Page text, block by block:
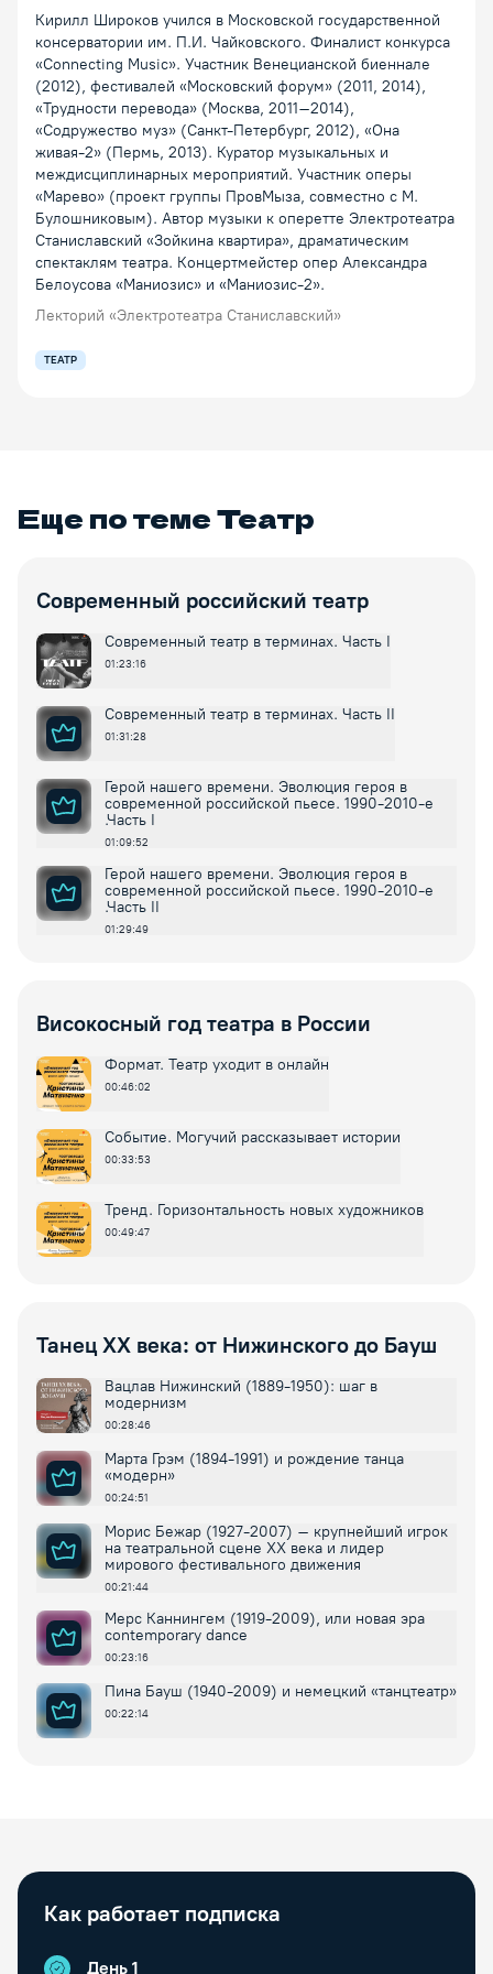
Кирилл Широков учился в Московской государственной
консерватории им. П.И. Чайковского. Финалист конкурса
«Connecting Music». Участник Венецианской биеннале
(2012), фестивалей «Московский форум» (2011, 2014),
«Трудности перевода» (Москва, 2011–2014),
«Содружество муз» (Санкт-Петербург, 2012), «Она
живая-2» (Пермь, 2013). Куратор музыкальных и
междисциплинарных мероприятий. Участник оперы
«Марево» (проект группы ПровМыза, совместно с М.
Булошниковым). Автор музыки к оперетте Электротеатра
Станиславский «Зойкина квартира», драматическим
спектаклям театра. Концертмейстер опер Александра
Белоусова «Маниозис» и «Маниозис-2».
Лекторий «Электротеатра Станиславский»
ТЕАТР
Еще по темеТеатр
Современный российский театр
Современный театр в терминах. Часть I
01:23:16
Современный театр в терминах. Часть II
01:31:28
Герой нашего времени. Эволюция героя в
современной российской пьесе. 1990-2010-е
.Часть I
01:09:52
Герой нашего времени. Эволюция героя в
современной российской пьесе. 1990-2010-е
.Часть II
01:29:49
Високосный год театра в России
Формат. Театр уходит в онлайн
00:46:02
Событие. Могучий рассказывает истории
00:33:53
Тренд. Горизонтальность новых художников
00:49:47
Танец XX века: от Нижинского до Бауш
Вацлав Нижинский (1889-1950): шаг в
модернизм
00:28:46
Марта Грэм (1894-1991) и рождение танца
«модерн»
00:24:51
Морис Бежар (1927-2007) – крупнейший игрок
на театральной сцене XX века и лидер
мирового фестивального движения
00:21:44
Мерс Каннингем (1919-2009), или новая эра
contemporary dance
00:23:16
Пина Бауш (1940-2009) и немецкий «танцтеатр»
00:22:14
Как работает подписка
День 1